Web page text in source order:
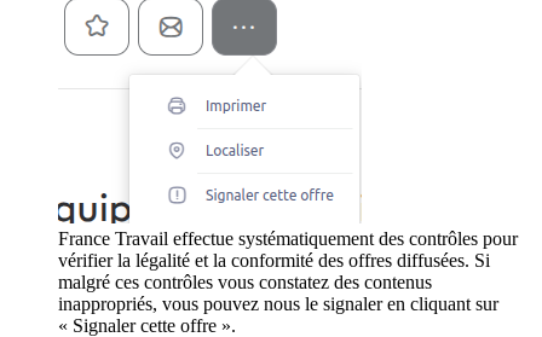
France Travail effectue systématiquement des contrôles pour
vérifier la légalité et la conformité des offres diffusées. Si
malgré ces contrôles vous constatez des contenus
inappropriés, vous pouvez nous le signaler en cliquant sur
« Signaler cette offre ».